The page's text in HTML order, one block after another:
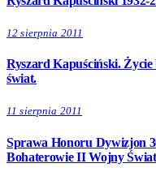
12 sierpnia 2011
Ryszard Kapuściński.
świat.
11 sierpnia 2011
Sprawa Honoru Dywizjon
Bohaterowie II Wojny